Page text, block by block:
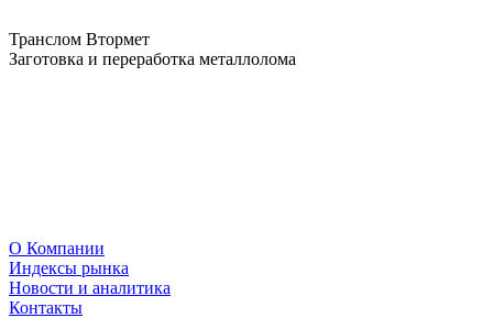
Транслом Втормет
Заготовка и переработка металлолома
О Компании
Индексы рынка
Новости и аналитика
Контакты